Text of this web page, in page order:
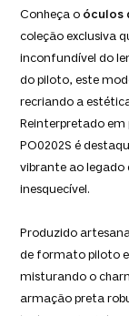
Conheça o óculos
coleção exclusiva
inconfundível do
do piloto, este
recriando a
Reinterpretado
PO0202S é
vibrante ao legado
inesquecível.
Produzido
de formato piloto
misturando o
armação preta